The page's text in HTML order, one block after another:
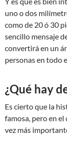
uno o dos
como de 20 ó 30
sencillo mensaje
convertirá en un
personas en todo
¿Qué hay
Es cierto que la
famosa, pero en
vez más